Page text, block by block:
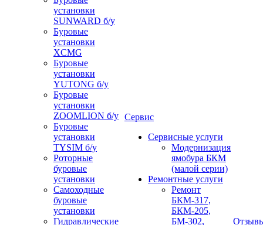
установки
SUNWARD б/у
Буровые
установки
XCMG
Буровые
установки
YUTONG б/у
Буровые
установки
ZOOMLION б/у
Буровые
установки
TYSIM б/у
Роторные
буровые
установки
Самоходные
буровые
установки
Гидравлические
Сервис
Сервисные услуги
Модернизация
ямобура БКМ
(малой серии)
Ремонтные услуги
Ремонт
БКМ-317,
БКМ-205,
БМ-302,